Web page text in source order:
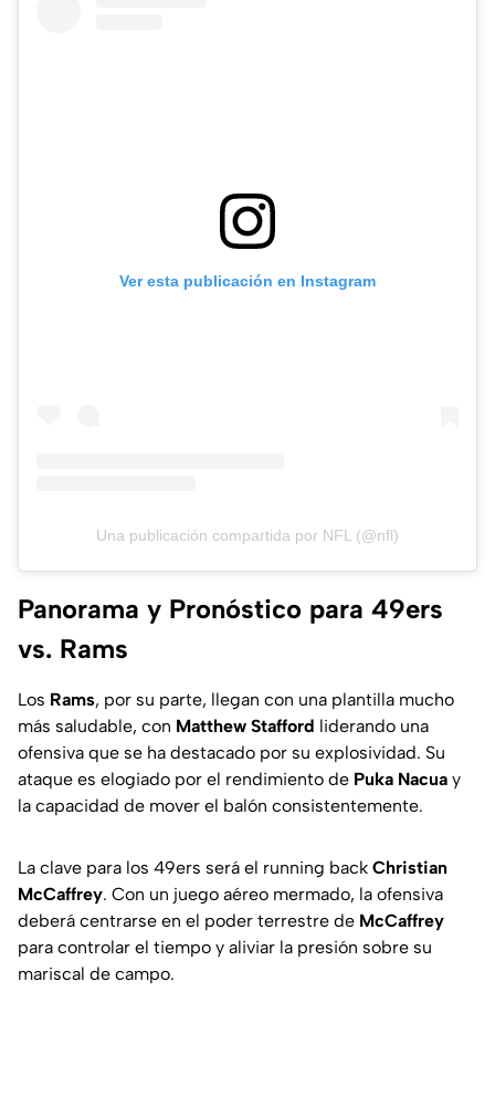
Ver esta publicación en Instagram
Una publicación compartida por NFL (@nfl)
Panorama y Pronóstico para 49ers
vs. Rams
Los Rams, por su parte, llegan con una plantilla mucho
más saludable, con Matthew Stafford liderando una
ofensiva que se ha destacado por su explosividad. Su
ataque es elogiado por el rendimiento de Puka Nacua y
la capacidad de mover el balón consistentemente.
La clave para los 49ers será el running back Christian
McCaffrey. Con un juego aéreo mermado, la ofensiva
deberá centrarse en el poder terrestre de McCaffrey
para controlar el tiempo y aliviar la presión sobre su
mariscal de campo.